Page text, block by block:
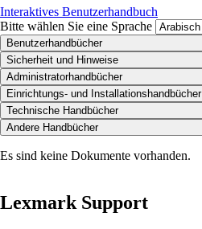
Interaktives Benutzerhandbuch
Bitte wählen Sie eine Sprache
Benutzerhandbücher
Sicherheit und Hinweise
Administratorhandbücher
Einrichtungs- und Installationshandbücher
Technische Handbücher
Andere Handbücher
Es sind keine Dokumente vorhanden.
Lexmark Support